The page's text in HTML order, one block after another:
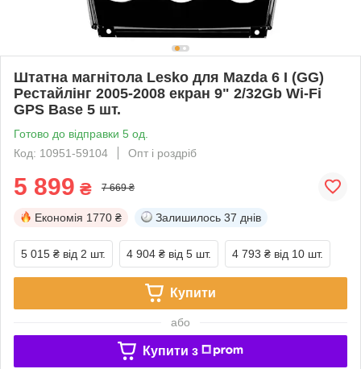
Штатна магнітола Lesko для Mazda 6 I (GG)
Рестайлінг 2005-2008 екран 9" 2/32Gb Wi-Fi
GPS Base 5 шт.
Готово до відправки 5 од.
Код: 10951-59104
Опт і роздріб
5 899 ₴ 7 669 ₴
Економія 1770 ₴ Залишилось 37 днів
5 015 ₴ від 2 шт. 4 904 ₴ від 5 шт. 4 793 ₴ від 10 шт.
Купити
або
Купити з